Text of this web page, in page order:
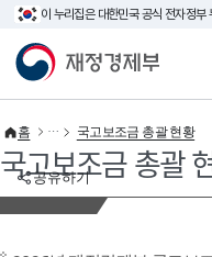
이 누리집은 대한민국 공식 전자정부
재정경제부
공유하기
홈 국고보조금 총괄 현황
국고보조금 총괄